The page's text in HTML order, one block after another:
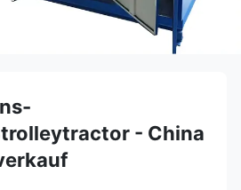
- China